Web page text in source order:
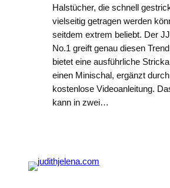
Halstücher, die schnell
vielseitig getragen werden
seitdem extrem beliebt. Der
No.1 greift genau diesen
bietet eine ausführliche
einen Minischal, ergänzt
kostenlose Videoanleitung.
kann in zwei…